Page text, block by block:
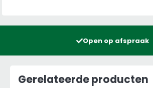
Open op afspraak
Gerelateerde producten